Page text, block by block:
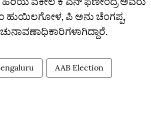
ಹುಯಿಲಗೋಳ, ಪಿ ಅನು ಚೆಂಗಪ್ಪ,
AAB Election